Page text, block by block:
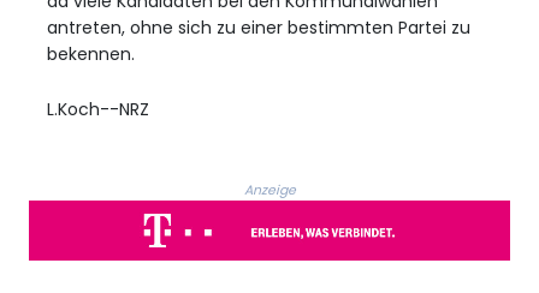
antreten, ohne sich zu einer bestimmten Partei zu
bekennen.
L.Koch--NRZ
Anzeige